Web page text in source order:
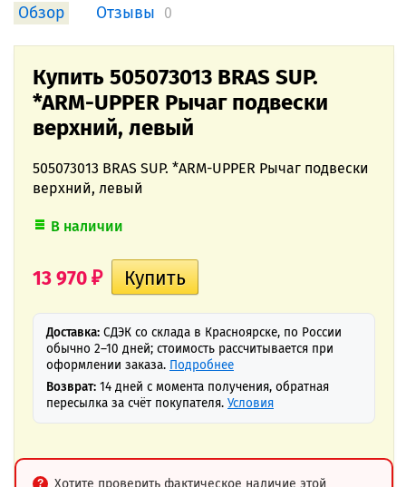
Обзор Отзывы 0
Купить 505073013 BRAS SUP.
*ARM-UPPER Рычаг подвески
верхний, левый
505073013 BRAS SUP. *ARM-UPPER Рычаг подвески
верхний, левый
В наличии
13 970 ₽
Доставка: СДЭК со склада в Красноярске, по России
обычно 2–10 дней; стоимость рассчитывается при
оформлении заказа. Подробнее
Возврат: 14 дней с момента получения, обратная
пересылка за счёт покупателя. Условия
Хотите проверить фактическое наличие этой